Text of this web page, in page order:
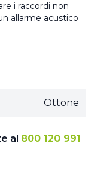
i raccordi non
allarme acustico
Ottone
al 800 120 991